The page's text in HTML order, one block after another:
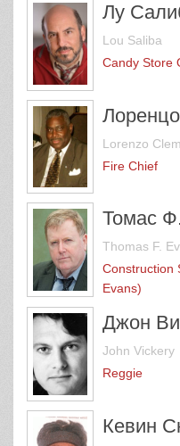
Лу
Lou Saliba
Candy Store
Lorenzo
Fire Chief
Томас
Thomas F.
Construction
Evans)
Джон
John Vickery
Reggie
Кевин